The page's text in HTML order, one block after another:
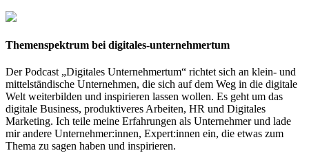
Themenspektrum bei digitales-unternehmertum
Der Podcast „Digitales Unternehmertum“ richtet sich an klein- und
mittelständische Unternehmen, die sich auf dem Weg in die digitale
Welt weiterbilden und inspirieren lassen wollen. Es geht um das
digitale Business, produktiveres Arbeiten, HR und Digitales
Marketing. Ich teile meine Erfahrungen als Unternehmer und lade
mir andere Unternehmer:innen, Expert:innen ein, die etwas zum
Thema zu sagen haben und inspirieren.